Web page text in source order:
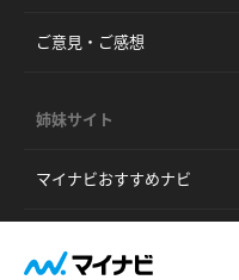
ご意見・ご感想
姉妹サイト
マイナビおすすめナビ